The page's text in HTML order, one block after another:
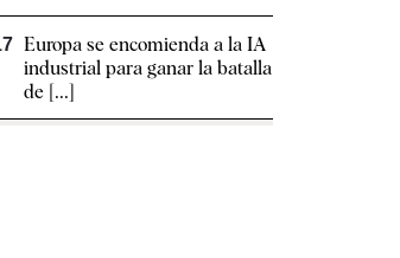
Europa se encomienda a la IA
industrial para ganar la batalla
de [...]